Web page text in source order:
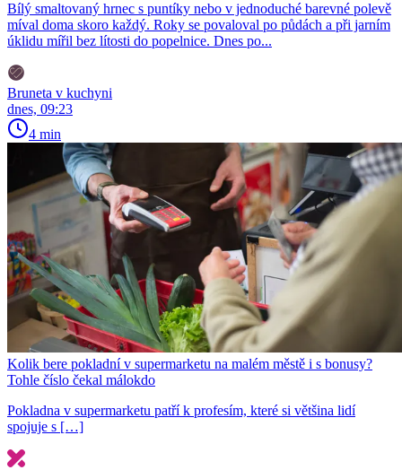
Bílý smaltovaný hrnec s puntíky nebo v jednoduché barevné polevě
míval doma skoro každý. Roky se povaloval po půdách a při jarním
úklidu mířil bez lítosti do popelnice. Dnes po...
Bruneta v kuchyni
dnes, 09:23
4 min
Kolik bere pokladní v supermarketu na malém městě i s bonusy?
Tohle číslo čekal málokdo
Pokladna v supermarketu patří k profesím, které si většina lidí
spojuje s […]